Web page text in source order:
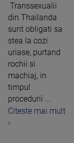
Transsexualii
din Thailanda
sunt obligati sa
stea la cozi
uriase, purtand
rochii si
machiaj, in
timpul
procedurii ...
Citeste mai mult
›